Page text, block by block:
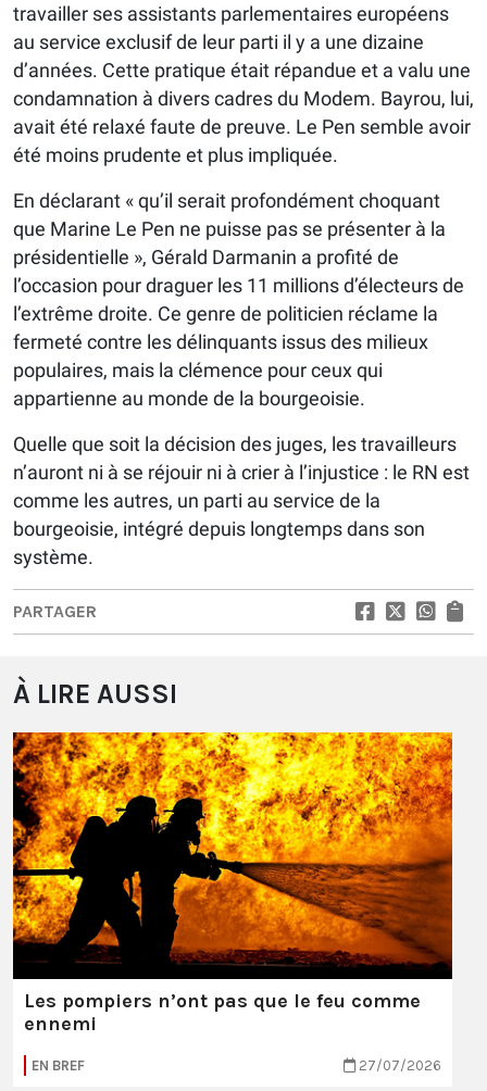
travailler ses assistants parlementaires européens
au service exclusif de leur parti il y a une dizaine
d’années. Cette pratique était répandue et a valu une
condamnation à divers cadres du Modem. Bayrou, lui,
avait été relaxé faute de preuve. Le Pen semble avoir
été moins prudente et plus impliquée.
En déclarant « qu’il serait profondément choquant
que Marine Le Pen ne puisse pas se présenter à la
présidentielle », Gérald Darmanin a profité de
l’occasion pour draguer les 11 millions d’électeurs de
l’extrême droite. Ce genre de politicien réclame la
fermeté contre les délinquants issus des milieux
populaires, mais la clémence pour ceux qui
appartienne au monde de la bourgeoisie.
Quelle que soit la décision des juges, les travailleurs
n’auront ni à se réjouir ni à crier à l’injustice : le RN est
comme les autres, un parti au service de la
bourgeoisie, intégré depuis longtemps dans son
système.
PARTAGER
À LIRE AUSSI
Les pompiers n’ont pas que le feu comme
ennemi
EN BREF 27/07/2026